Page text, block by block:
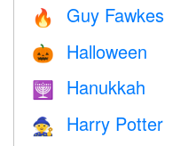
🔥 Guy Fawkes
🎃 Halloween
🕎 Hanukkah
🧙 Harry Potter